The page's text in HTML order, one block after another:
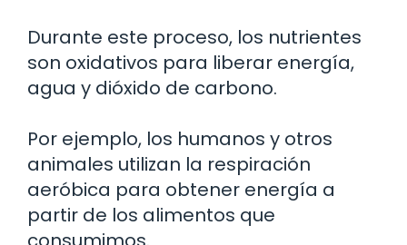
Durante este proceso, los nutrientes
son oxidativos para liberar energía,
agua y dióxido de carbono.
Por ejemplo, los humanos y otros
animales utilizan la respiración
aeróbica para obtener energía a
partir de los alimentos que